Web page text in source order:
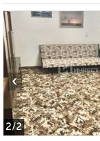
2/2
‹